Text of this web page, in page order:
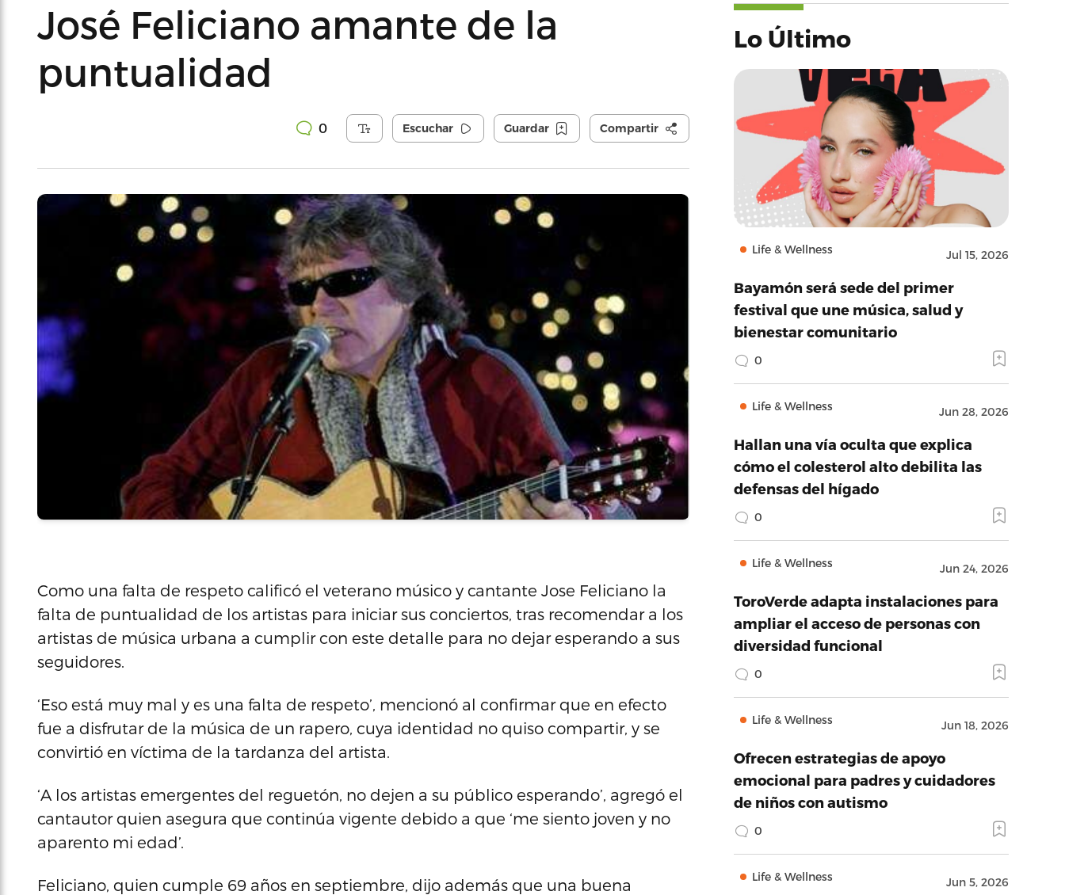
José Feliciano amante de la
puntualidad
0 Escuchar Guardar Compartir
Como una falta de respeto calificó el veterano músico y cantante Jose Feliciano la
falta de puntualidad de los artistas para iniciar sus conciertos, tras recomendar a los
artistas de música urbana a cumplir con este detalle para no dejar esperando a sus
seguidores.
‘Eso está muy mal y es una falta de respeto’, mencionó al confirmar que en efecto
fue a disfrutar de la música de un rapero, cuya identidad no quiso compartir, y se
convirtió en víctima de la tardanza del artista.
‘A los artistas emergentes del reguetón, no dejen a su público esperando’, agregó el
cantautor quien asegura que continúa vigente debido a que ‘me siento joven y no
aparento mi edad’.
Feliciano, quien cumple 69 años en septiembre, dijo además que una buena
Lo Último
Life & Wellness Jul 15, 2026
Bayamón será sede del primer
festival que une música, salud y
bienestar comunitario
0
Life & Wellness Jun 28, 2026
Hallan una vía oculta que explica
cómo el colesterol alto debilita las
defensas del hígado
0
Life & Wellness Jun 24, 2026
ToroVerde adapta instalaciones para
ampliar el acceso de personas con
diversidad funcional
0
Life & Wellness Jun 18, 2026
Ofrecen estrategias de apoyo
emocional para padres y cuidadores
de niños con autismo
0
Life & Wellness Jun 5, 2026